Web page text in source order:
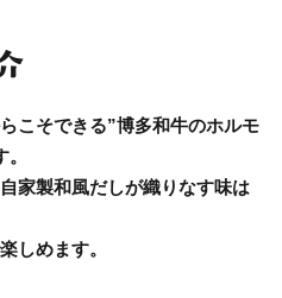
こそできる”博多和牛のホルモ
家製和風だしが織りなす味は
しめます。